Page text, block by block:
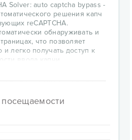
Solver: auto captcha bypass -
решения капч
reCAPTCHA.
обнаруживать и
что позволяет
легко получать доступ к
ввода капчи
расширения
и решает капчи на